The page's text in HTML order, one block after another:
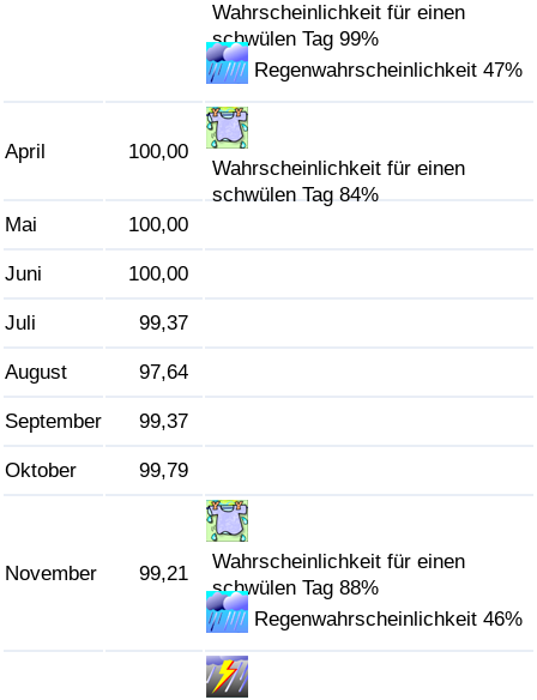
Wahrscheinlichkeit für einen
schwülen Tag 99%
Regenwahrscheinlichkeit 47%
April 100,00
Wahrscheinlichkeit für einen
schwülen Tag 84%
Mai
100,00
Juni 100,00
Juli 99,37
August 97,64
September 99,37
Oktober 99,79
November 99,21
Wahrscheinlichkeit für einen
schwülen Tag 88%
Regenwahrscheinlichkeit 46%